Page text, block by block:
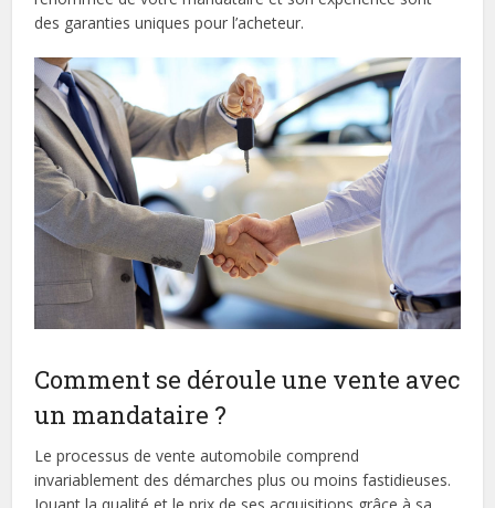
des garanties uniques pour l’acheteur.
Comment se déroule une vente avec
un mandataire ?
Le processus de vente automobile comprend
invariablement des démarches plus ou moins fastidieuses.